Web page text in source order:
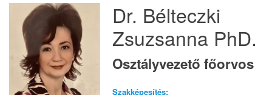
Dr. Bélteczki
Zsuzsanna PhD.
Osztályvezető főorvos
Szakképesítés: